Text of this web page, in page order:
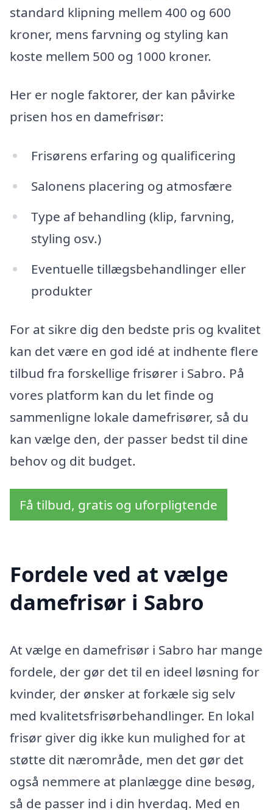
standard klipning mellem 400 og 600
kroner, mens farvning og styling kan
koste mellem 500 og 1000 kroner.
Her er nogle faktorer, der kan påvirke
prisen hos en damefrisør:
Frisørens erfaring og qualificering
Salonens placering og atmosfære
Type af behandling (klip, farvning,
styling osv.)
Eventuelle tillægsbehandlinger eller
produkter
For at sikre dig den bedste pris og kvalitet
kan det være en god idé at indhente flere
tilbud fra forskellige frisører i Sabro. På
vores platform kan du let finde og
sammenligne lokale damefrisører, så du
kan vælge den, der passer bedst til dine
behov og dit budget.
Få tilbud, gratis og uforpligtende
Fordele ved at vælge
damefrisør i Sabro
At vælge en damefrisør i Sabro har mange
fordele, der gør det til en ideel løsning for
kvinder, der ønsker at forkæle sig selv
med kvalitetsfrisørbehandlinger. En lokal
frisør giver dig ikke kun mulighed for at
støtte dit nærområde, men det gør det
også nemmere at planlægge dine besøg,
så de passer ind i din hverdag. Med en